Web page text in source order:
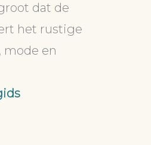
dat de
het rustige
mode en